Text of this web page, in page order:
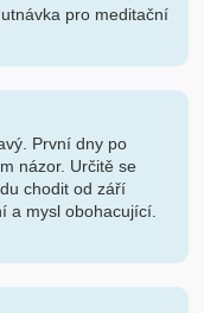
pro meditační
První dny po
názor. Určitě se
chodit od září
a mysl obohacující.